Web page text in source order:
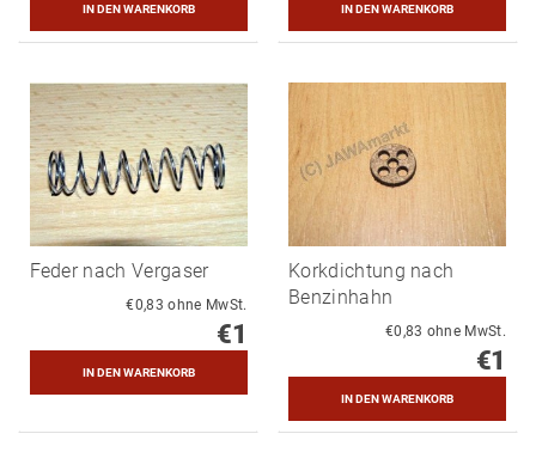
Feder nach Vergaser
€0,83 ohne MwSt.
€1
Korkdichtung nach
Benzinhahn
€0,83 ohne MwSt.
€1